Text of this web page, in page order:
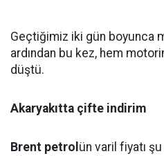
Geçtiğimiz iki gün boyunca
ardından bu kez, hem
düştü.
Akaryakıtta çifte indirim
Brent petrol ün varil fiyatı